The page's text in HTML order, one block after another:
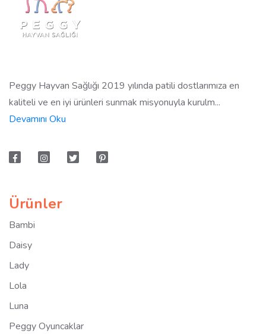
Peggy Hayvan Sağlığı 2019 yılında patili dostlarımıza en
kaliteli ve en iyi ürünleri sunmak misyonuyla kurulm...
Devamını Oku
Ürünler
Bambi
Daisy
Lady
Lola
Luna
Peggy Oyuncaklar